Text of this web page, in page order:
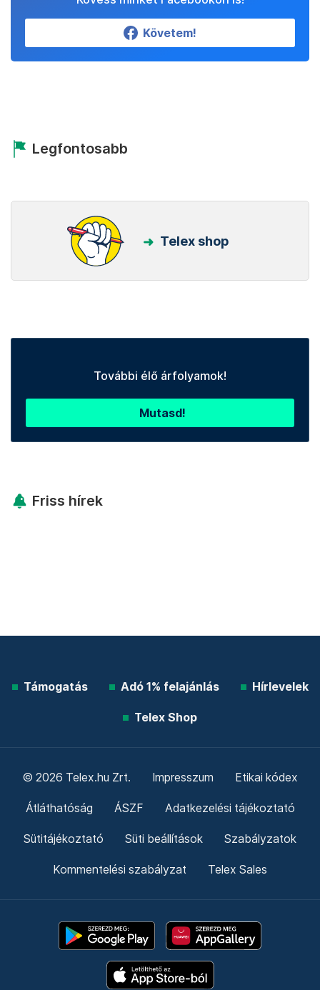
Követem!
Legfontosabb
Telex shop
További élő árfolyamok!
Mutasd!
Friss hírek
Támogatás Adó 1% felajánlás Hírlevelek
Telex Shop
© 2026 Telex.hu Zrt. Impresszum Etikai kódex
Átláthatóság ÁSZF Adatkezelési tájékoztató
Sütitájékoztató Süti beállítások Szabályzatok
Kommentelési szabályzat Telex Sales